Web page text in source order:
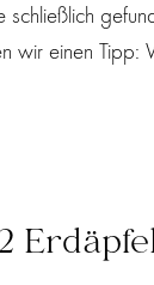
wir einen Tipp: